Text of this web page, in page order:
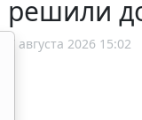
решили
7 августа 2026 15:02